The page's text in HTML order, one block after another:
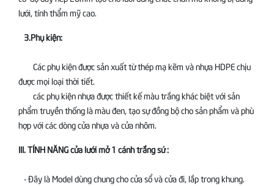
lưới, tính thẩm mỹ cao.
3.Phụ kiện:
Các phụ kiện được sản xuất từ thép mạ kẽm và nhựa HDPE chịu
được mọi loại thời tiết.
các phụ kiện nhựa được thiết kế màu trắng khác biệt với sản
phẩm truyền thống là màu đen, tạo sự đồng bộ cho sản phẩm và phù
hợp với các dòng cửa nhựa và cửa nhôm.
III. TÍNH NĂNG cửa lưới mở 1 cánh trắng sứ :
- Đây là Model dùng chung cho cửa sổ và cửa đi, lắp trong khung.